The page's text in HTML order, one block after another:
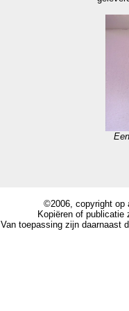
©2006, copyright op
Kopiëren of
Van toepassing zijn daarnaast